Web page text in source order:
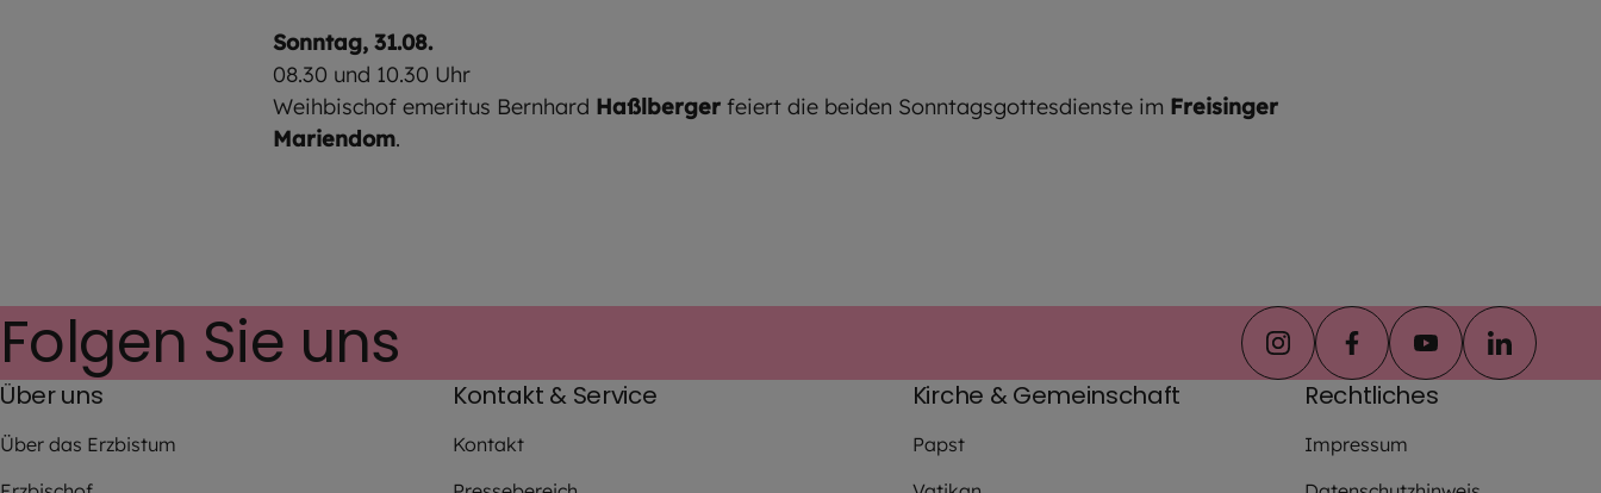
Sonntag, 31.08.
08.30 und 10.30 Uhr
Weihbischof emeritus Bernhard Haßlberger feiert die beiden Sonntagsgottesdienste im Freisinger
Mariendom.
Folgen Sie uns instagramfacebookyoutubelinkedin
Über uns
Über das Erzbistum
Kontakt & Service
Kontakt
Kirche & Gemeinschaft
Papst
Rechtliches
Impressum